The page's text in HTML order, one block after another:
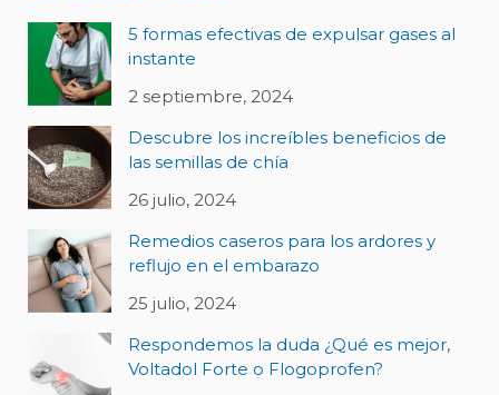
5 formas efectivas de expulsar gases al
instante
2 septiembre, 2024
Descubre los increíbles beneficios de
las semillas de chía
26 julio, 2024
Remedios caseros para los ardores y
reflujo en el embarazo
25 julio, 2024
Respondemos la duda ¿Qué es mejor,
Voltadol Forte o Flogoprofen?